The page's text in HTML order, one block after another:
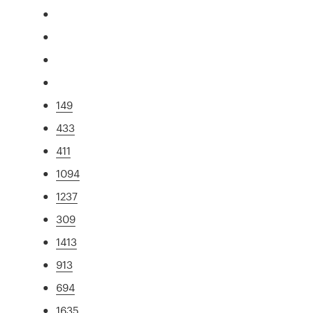
149
433
411
1094
1237
309
1413
913
694
1635